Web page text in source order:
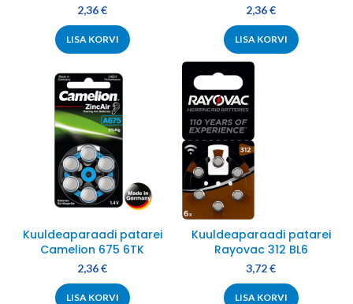
2,36€
LISA KORVI
2,36€
LISA KORVI
Kuuldeaparaadi patarei
Camelion 675 6TK
2,36€
LISA KORVI
Kuuldeaparaadi patarei
Rayovac 312 BL6
3,72€
LISA KORVI